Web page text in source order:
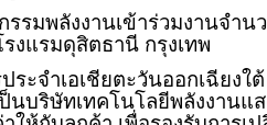
รรมพลังงานเข้าร่วมงานจำน
รงแรมดุสิตธานี กรุงเทพ
ระจำเอเชียตะวันออกเฉียงใต้
นบริษัทเทคโนโลยีพลังงานแ